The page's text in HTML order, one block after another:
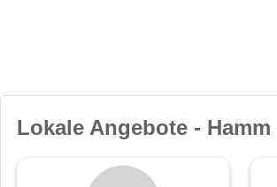
Lokale Angebote - Hamm